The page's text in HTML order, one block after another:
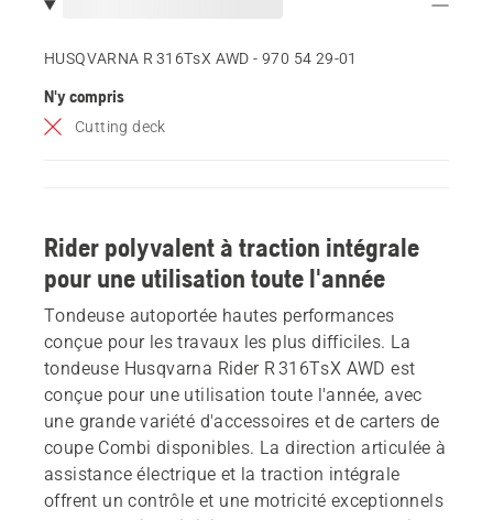
HUSQVARNA R 316TsX AWD - 970 54 29‑01
N'y compris
Cutting deck
Rider polyvalent à traction intégrale
pour une utilisation toute l'année
Tondeuse autoportée hautes performances
conçue pour les travaux les plus difficiles. La
tondeuse Husqvarna Rider R 316TsX AWD est
conçue pour une utilisation toute l'année, avec
une grande variété d'accessoires et de carters de
coupe Combi disponibles. La direction articulée à
assistance électrique et la traction intégrale
offrent un contrôle et une motricité exceptionnels